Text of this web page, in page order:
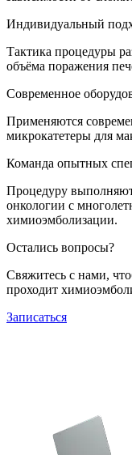
Индивидуальный
Тактика процедуры
объёма поражения
Современное
Применяются
микрокатетеры для
Команда опытных
Процедуру
онкологии с
химиоэмболизации.
Остались вопросы?
Свяжитесь с нами,
проходит
Записаться